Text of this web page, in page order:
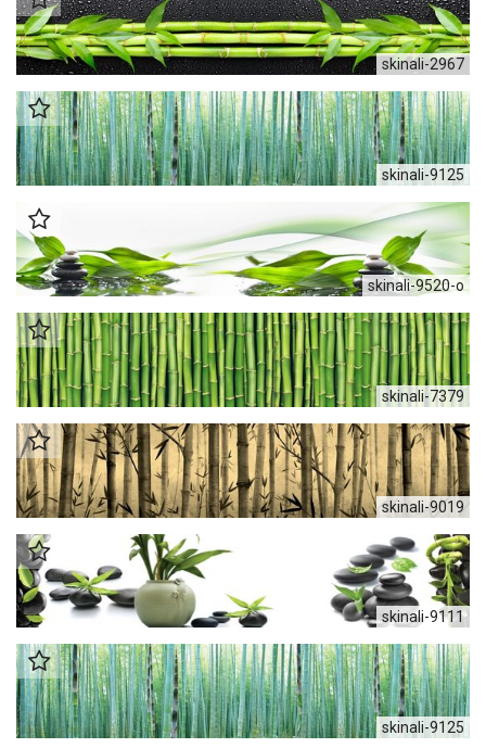
skinali-2967
skinali-9125
skinali-9520-o
skinali-7379
skinali-9019
skinali-9111
skinali-9125